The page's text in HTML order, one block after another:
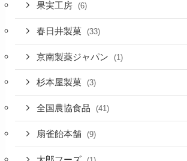
果実工房 (6)
春日井製菓 (33)
京南製薬ジャパン (1)
杉本屋製菓 (3)
全国農協食品 (41)
扇雀飴本舗 (9)